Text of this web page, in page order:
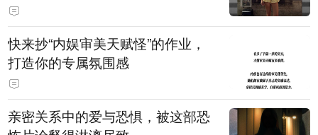
快来抄“内娱审美天赋怪”的作业，
打造你的专属氛围感
亲密关系中的爱与恐惧，被这部恐